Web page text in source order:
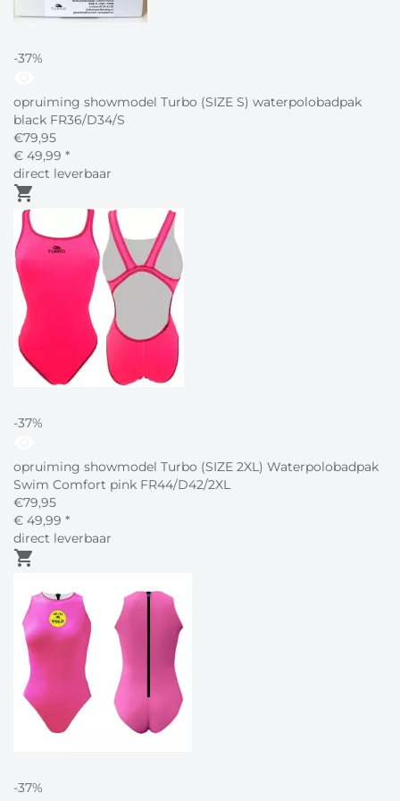
-37%
opruiming showmodel Turbo (SIZE S) waterpolobadpak
black FR36/D34/S
€79,95
€ 49,99 *
direct leverbaar
shopping_cart
-37%
opruiming showmodel Turbo (SIZE 2XL) Waterpolobadpak
Swim Comfort pink FR44/D42/2XL
€79,95
€ 49,99 *
direct leverbaar
shopping_cart
-37%